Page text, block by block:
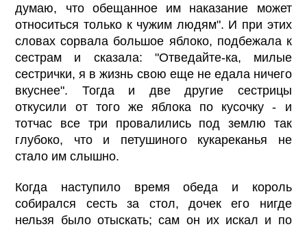
думаю, что обещанное им наказание может
относиться только к чужим людям". И при этих
словах сорвала большое яблоко, подбежала к
сестрам и сказала: "Отведайте-ка, милые
сестрички, я в жизнь свою еще не едала ничего
вкуснее". Тогда и две другие сестрицы
откусили от того же яблока по кусочку - и
тотчас все три провалились под землю так
глубоко, что и петушиного кукареканья не
стало им слышно.
Когда наступило время обеда и король
собирался сесть за стол, дочек его нигде
нельзя было отыскать; сам он их искал и по